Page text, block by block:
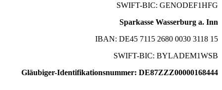
SWIFT-BIC: GENODEF1HFG
Sparkasse Wasserburg a. Inn
IBAN: DE45 7115 2680 0030 3118 15
SWIFT-BIC: BYLADEM1WSB
Gläubiger-Identifikationsnummer: DE87ZZZ00000168444